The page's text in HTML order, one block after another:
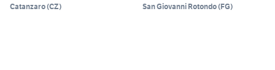
Catanzaro(CZ) San Giovanni Rotondo(FG)